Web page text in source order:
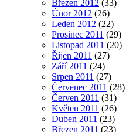
Březen 2012 (33)
Únor 2012 (26)
Leden 2012 (22)
Prosinec 2011 (29)
Listopad 2011 (20)
Říjen 2011 (27)
Září 2011 (24)
Srpen 2011 (27)
Červenec 2011 (28)
Červen 2011 (31)
Květen 2011 (26)
Duben 2011 (23)
Březen 2011 (23)